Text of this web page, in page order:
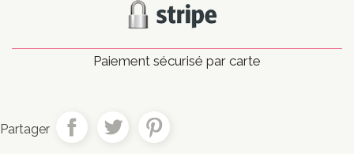
Paiement sécurisé par carte
Partager